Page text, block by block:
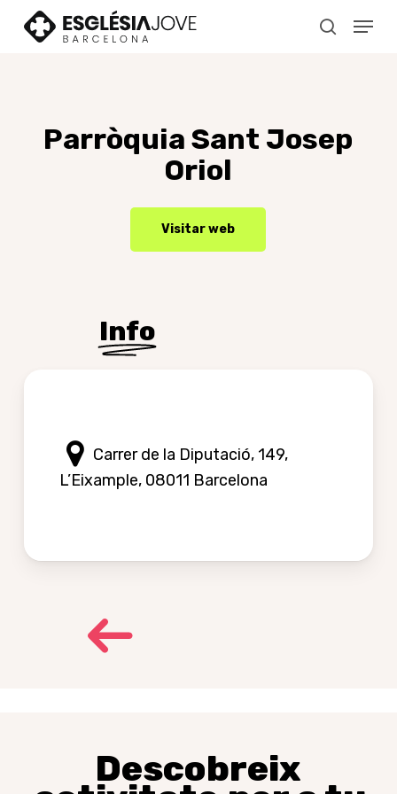
search
Menu
Parròquia Sant Josep
Oriol
Visitar web
Info
Carrer de la Diputació, 149,
L’Eixample, 08011 Barcelona
Descobreix